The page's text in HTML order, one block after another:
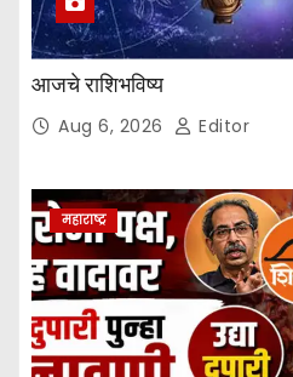
आजचे राशिभविष्य
Aug 6, 2026 Editor
महाराष्ट्र